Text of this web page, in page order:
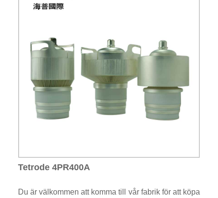
Tetrode 4PR400A
Du är välkommen att komma till vår fabrik för att köpa